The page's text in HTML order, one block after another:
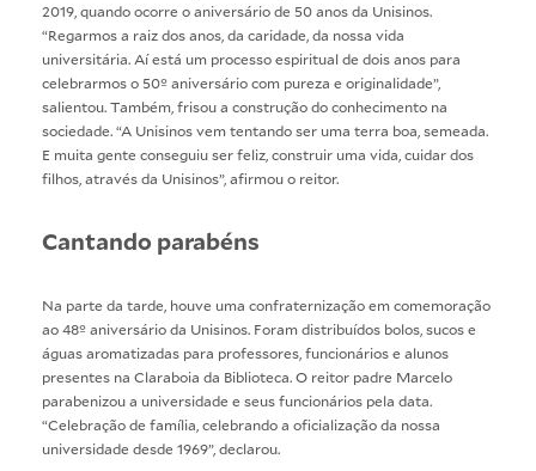
2019, quando ocorre o aniversário de 50 anos da Unisinos.
“Regarmos a raiz dos anos, da caridade, da nossa vida
universitária. Aí está um processo espiritual de dois anos para
celebrarmos o 50º aniversário com pureza e originalidade”,
salientou. Também, frisou a construção do conhecimento na
sociedade. “A Unisinos vem tentando ser uma terra boa, semeada.
E muita gente conseguiu ser feliz, construir uma vida, cuidar dos
filhos, através da Unisinos”, afirmou o reitor.
Cantando parabéns
Na parte da tarde, houve uma confraternização em comemoração
ao 48º aniversário da Unisinos. Foram distribuídos bolos, sucos e
águas aromatizadas para professores, funcionários e alunos
presentes na Claraboia da Biblioteca. O reitor padre Marcelo
parabenizou a universidade e seus funcionários pela data.
“Celebração de família, celebrando a oficialização da nossa
universidade desde 1969”, declarou.